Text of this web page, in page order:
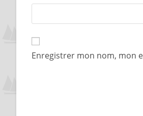
Enregistrer mon nom, mon